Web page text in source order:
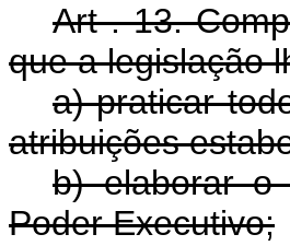
Art . 13.
que a legislação
a) praticar
atribuições
b) elaborar o
Poder Executivo;